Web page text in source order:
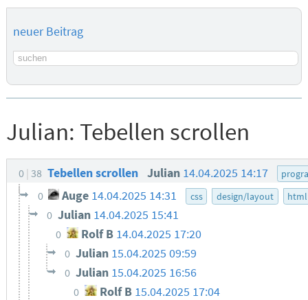
neuer Beitrag
Suchbegriff
Julian: Tebellen scrollen
0 38 Tebellen scrollen Julian 14.04.2025 14:17
0 Auge 14.04.2025 14:31 css design/layout html
0 Julian 14.04.2025 15:41
0 Rolf B 14.04.2025 17:20
0 Julian 15.04.2025 09:59
0 Julian 15.04.2025 16:56
0 Rolf B 15.04.2025 17:04